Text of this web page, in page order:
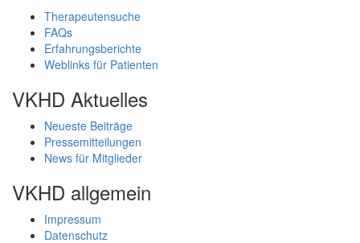
Therapeutensuche
FAQs
Erfahrungsberichte
Weblinks für Patienten
VKHD Aktuelles
Neueste Beiträge
Pressemitteilungen
News für Mitglieder
VKHD allgemein
Impressum
Datenschutz